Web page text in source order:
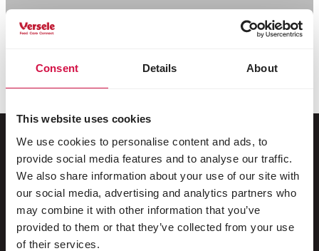
Consent Details About
This website uses cookies
We use cookies to personalise content and ads, to
provide social media features and to analyse our traffic.
We also share information about your use of our site with
our social media, advertising and analytics partners who
may combine it with other information that you’ve
provided to them or that they’ve collected from your use
of their services.
Dla Twojego zwierzaka
Ptaki dzikie
Ptaki klatkowe i wolierowe